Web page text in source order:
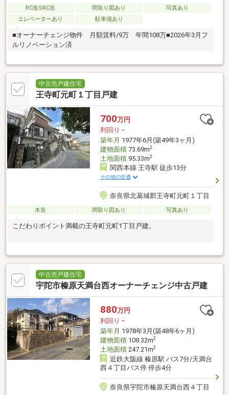
RC造SRC造 間取り図あり
写真あり
エレベーターあり
駐車場あり
■オーナーチェンジ物件 月額賃料/9万 年間108万■2026年3月フ
ルリノベーション済
中古売戸建住宅
王寺町元町１丁目戸建
700万円
利回り -
築年月 1977年6月(築49年3ヶ月)
建物面積73.69m2
土地面積95.33m2
関西本線 王寺駅 徒歩13分
その他の交通
奈良県北葛城郡王寺町元町１丁目
木造 間取り図あり 写真あり
こだわりポイント満載の王寺町元町1丁目戸建。
中古売戸建住宅
宇陀市榛原天満台西オーナーチェンジ中古戸建
880万円
利回り -
築年月 1978年3月(築48年6ヶ月)
建物面積108.32m2
土地面積247.21m2
近鉄大阪線 榛原駅 バス7分/天満台
西４丁目バス停 停歩4分
奈良県宇陀市榛原天満台西４丁目